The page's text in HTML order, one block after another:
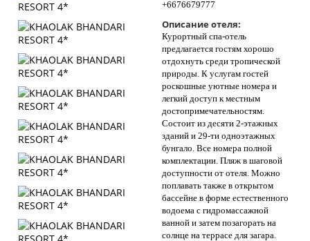
+6676679777
Описание отеля:
Курортный спа-отель
предлагается гостям хорошо
отдохнуть среди тропической
природы. К услугам гостей
роскошные уютные номера и
легкий доступ к местным
достопримечательностям.
Состоит из десяти 2-этажных
зданий и 29-ти одноэтажных
бунгало. Все номера полной
комплектации. Пляж в шаговой
доступности от отеля. Можно
поплавать также в открытом
бассейне в форме естественного
водоема с гидромассажной
ванной и затем позагорать на
солнце на террасе для загара.